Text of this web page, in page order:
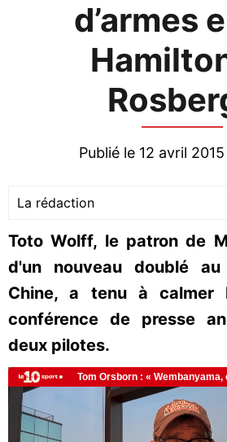
d’armes
Publié le 12 avril
La rédaction
Toto Wolff, le patron de
d'un nouveau doublé
Chine, a tenu à calmer
conférence de presse
deux pilotes.